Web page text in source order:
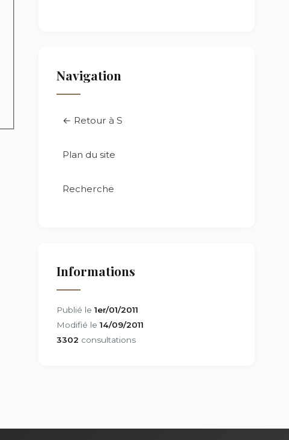
Navigation
← Retour à S
Plan du site
Recherche
Informations
Publié le 1er/01/2011
Modifié le 14/09/2011
3302 consultations